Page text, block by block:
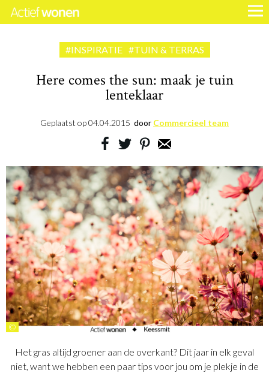
#INSPIRATIE #TUIN & TERRAS
Here comes the sun: maak je tuin
lenteklaar
Geplaatst op04.04.2015 door Commercieel team
©
Het gras altijd groener aan de overkant? Dit jaar in elk geval
niet, want we hebben een paar tips voor jou om je plekje in de